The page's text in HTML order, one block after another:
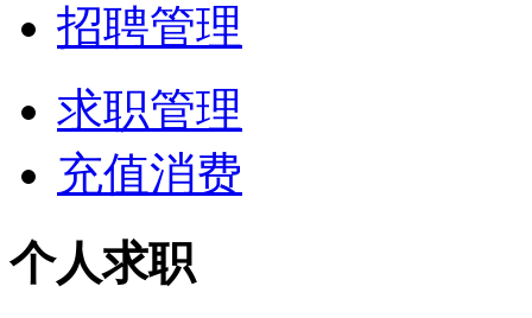
招聘管理
求职管理
充值消费
个人求职